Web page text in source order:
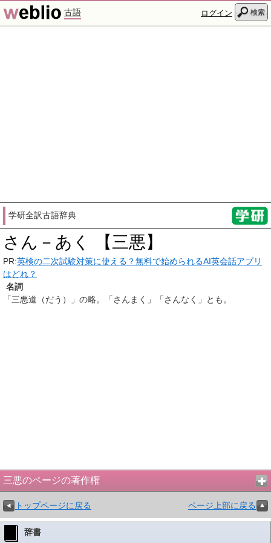
古語 ログイン 検索
学研全訳古語辞典
さん－あく 【三悪】
PR:英検の二次試験対策に使える？無料で始められるAI英会話アプリ
はどれ？
名詞
「三悪道（だう）」の略。「さんまく」「さんなく」とも。
三悪のページの著作権
トップページに戻る ページ上部に戻る
辞書